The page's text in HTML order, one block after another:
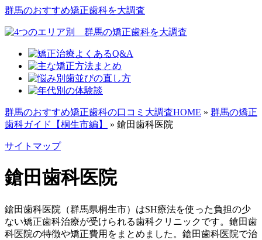
群馬のおすすめ矯正歯科を大調査
群馬のおすすめ矯正歯科の口コミ大調査HOME » 群馬の矯正
歯科ガイド【桐生市編】
» 鎗田歯科医院
サイトマップ
鎗田歯科医院
鎗田歯科医院（群馬県桐生市）はSH療法を使った負担の少
ない矯正歯科治療が受けられる歯科クリニックです。鎗田歯
科医院の特徴や矯正費用をまとめました。鎗田歯科医院で治